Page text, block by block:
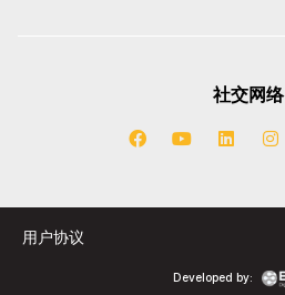
社交网络
Developed by:
用户协议